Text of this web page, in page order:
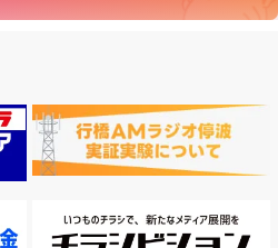
SNS一覧
採用情報について